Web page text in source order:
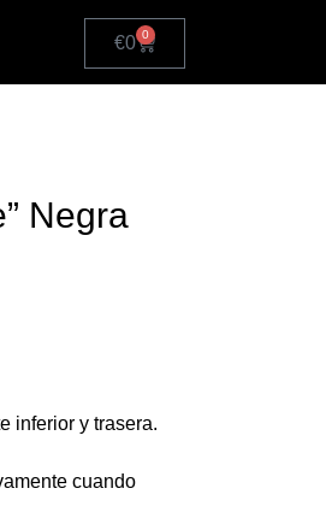
€0 0
Negra
inferior y trasera.
cuando